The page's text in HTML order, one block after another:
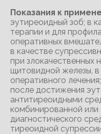
Показания к
эутиреоидный зоб; в
терапии и для
оперативных
в качестве
при злокачественных
щитовидной железы,
оперативного
после достижения
антитиреоидными
комбинированной или
диагностического
тиреоидной